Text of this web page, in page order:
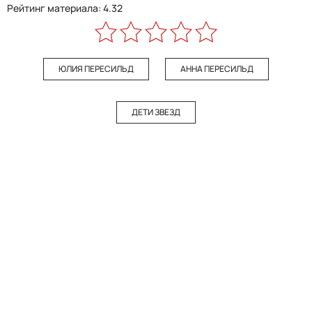
Рейтинг материала: 4.32
ЮЛИЯ ПЕРЕСИЛЬД АННА ПЕРЕСИЛЬД
ДЕТИ ЗВЕЗД